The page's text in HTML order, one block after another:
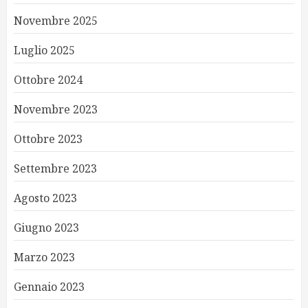
Novembre 2025
Luglio 2025
Ottobre 2024
Novembre 2023
Ottobre 2023
Settembre 2023
Agosto 2023
Giugno 2023
Marzo 2023
Gennaio 2023